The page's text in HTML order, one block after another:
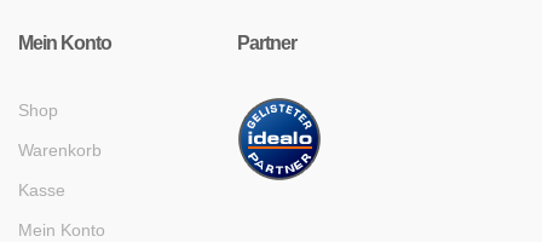
Mein Konto
Shop
Warenkorb
Kasse
Mein Konto
Partner